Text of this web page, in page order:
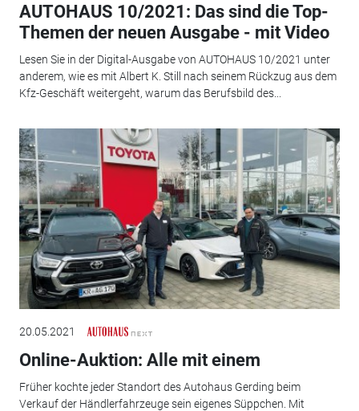
AUTOHAUS 10/2021: Das sind die Top-
Themen der neuen Ausgabe - mit Video
Lesen Sie in der Digital-Ausgabe von AUTOHAUS 10/2021 unter
anderem, wie es mit Albert K. Still nach seinem Rückzug aus dem
Kfz-Geschäft weitergeht, warum das Berufsbild des...
20.05.2021
Online-Auktion: Alle mit einem
Früher kochte jeder Standort des Autohaus Gerding beim
Verkauf der Händlerfahrzeuge sein eigenes Süppchen. Mit